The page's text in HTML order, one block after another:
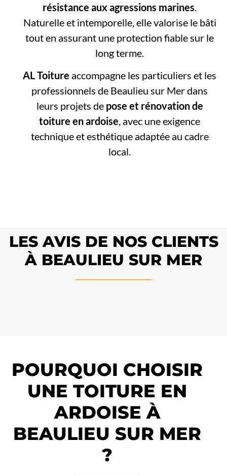
résistance aux agressions marines
Naturelle et intemporelle, elle valorise le bâti
tout en assurant une protection fiable sur le
long terme.
AL Toiture accompagne les particuliers et les
professionnels de Beaulieu sur Mer dans
leurs projets de pose et rénovation de
toiture en ardoise, avec une exigence
technique et esthétique adaptée au cadre
local.
LES AVIS DE NOS CLIENTS
À BEAULIEU SUR MER
POURQUOI CHOISIR
UNE TOITURE EN
ARDOISE À
BEAULIEU SUR MER
?